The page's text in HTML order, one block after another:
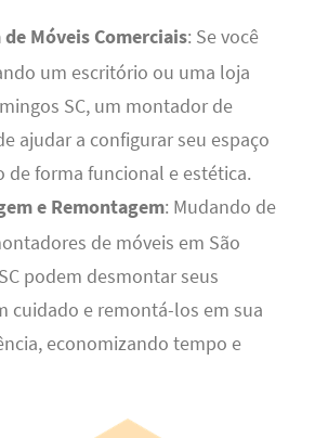
Móveis Comerciais: Se você
um escritório ou uma loja
SC, um montador de
ajudar a configurar seu espaço
de forma funcional e estética.
e Remontagem: Mudando de
de móveis em São
podem desmontar seus
cuidado e remontá-los em sua
economizando tempo e